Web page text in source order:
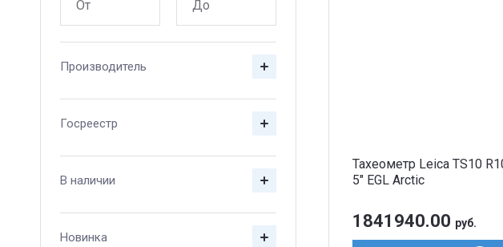
Производитель
Госреестр
В наличии
Новинка
Тахеометр Leica TS10
5″ EGL Arctic
1841940.00 руб.